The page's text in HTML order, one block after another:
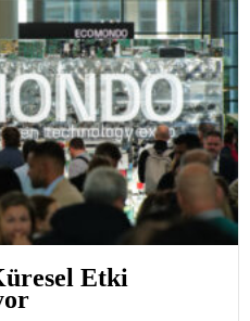
Etki